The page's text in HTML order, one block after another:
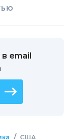
в email
/ США